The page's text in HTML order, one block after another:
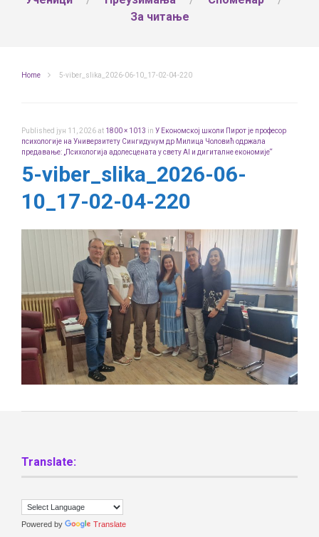
За читање
Home 5-viber_slika_2026-06-10_17-02-04-220
Published јун 11, 2026at 1800 × 1013 in У Економској школи Пирот је професор
психологије на Универзитету Сингидунум др Милица Чоловић одржала
предавање: „Психологија адолесцената у свету AI и дигиталне економије“
5-viber_slika_2026-06-
10_17-02-04-220
Translate:
Powered by Translate